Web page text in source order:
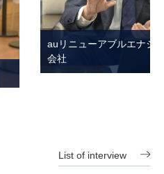
auリニューアブルエナジ
会社
List of interview